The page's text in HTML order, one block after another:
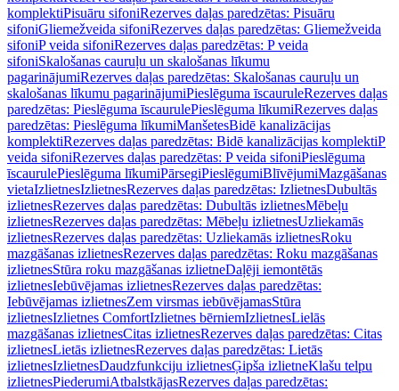
komplektiPisuāru sifoniRezerves daļas paredzētas: Pisuāru
sifoniGliemežveida sifoniRezerves daļas paredzētas: Gliemežveida
sifoniP veida sifoniRezerves daļas paredzētas: P veida
sifoniSkalošanas cauruļu un skalošanas līkumu
pagarinājumiRezerves daļas paredzētas: Skalošanas cauruļu un
skalošanas līkumu pagarinājumiPieslēguma īscauruleRezerves daļas
paredzētas: Pieslēguma īscaurulePieslēguma līkumiRezerves daļas
paredzētas: Pieslēguma līkumiManšetesBidē kanalizācijas
komplektiRezerves daļas paredzētas: Bidē kanalizācijas komplektiP
veida sifoniRezerves daļas paredzētas: P veida sifoniPieslēguma
īscaurulePieslēguma līkumiPārsegiPieslēgumiBlīvējumiMazgāšanas
vietaIzlietnesIzlietnesRezerves daļas paredzētas: IzlietnesDubultās
izlietnesRezerves daļas paredzētas: Dubultās izlietnesMēbeļu
izlietnesRezerves daļas paredzētas: Mēbeļu izlietnesUzliekamās
izlietnesRezerves daļas paredzētas: Uzliekamās izlietnesRoku
mazgāšanas izlietnesRezerves daļas paredzētas: Roku mazgāšanas
izlietnesStūra roku mazgāšanas izlietneDaļēji iemontētās
izlietnesIebūvējamas izlietnesRezerves daļas paredzētas:
Iebūvējamas izlietnesZem virsmas iebūvējamasStūra
izlietnesIzlietnes ComfortIzlietnes bērniemIzlietnesLielās
mazgāšanas izlietnesCitas izlietnesRezerves daļas paredzētas: Citas
izlietnesLietās izlietnesRezerves daļas paredzētas: Lietās
izlietnesIzlietnesDaudzfunkciju izlietnesĢipša izlietneKlašu telpu
izlietnesPiederumiAtbalstkājasRezerves daļas paredzētas: